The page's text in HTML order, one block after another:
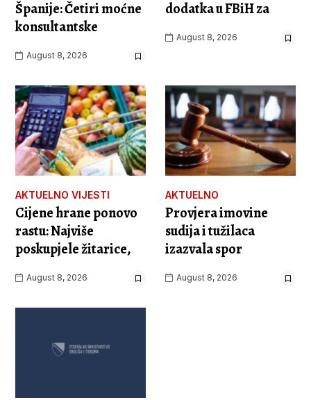
Španije: Četiri moćne
konsultantske
August 8, 2026
dodatka u FBiH za
August 8, 2026
AKTUELNO VIJESTI
Cijene hrane ponovo
rastu: Najviše
poskupjele žitarice,
August 8, 2026
AKTUELNO
Provjera imovine
sudija i tužilaca
izazvala spor
August 8, 2026